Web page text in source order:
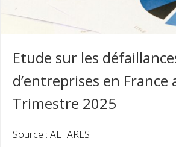
Etude sur les
d’entreprises en France
Trimestre 2025
Source : ALTARES